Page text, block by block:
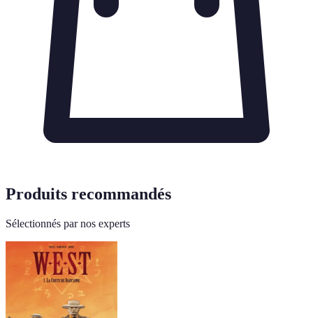
Produits recommandés
Sélectionnés par nos experts